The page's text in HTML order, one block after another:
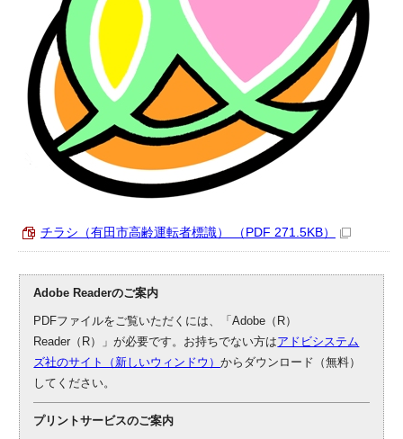
チラシ（有田市高齢運転者標識） （PDF 271.5KB）
Adobe Readerのご案内
PDFファイルをご覧いただくには、「Adobe（R）
Reader（R）」が必要です。お持ちでない方はアドビシステム
ズ社のサイト（新しいウィンドウ）からダウンロード（無料）
してください。
プリントサービスのご案内